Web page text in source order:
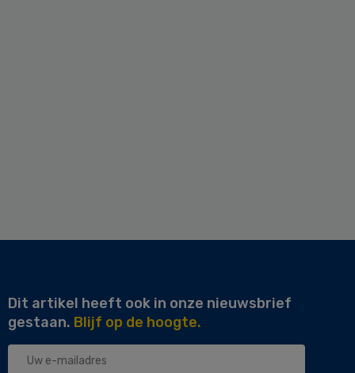
Dit artikel heeft ook in onze nieuwsbrief
gestaan. Blijf op de hoogte.
Uw